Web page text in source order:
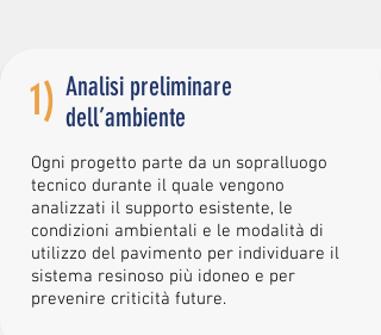
1) Analisi preliminare
dell’ambiente
Ogni progetto parte da un sopralluogo
tecnico durante il quale vengono
analizzati il supporto esistente, le
condizioni ambientali e le modalità di
utilizzo del pavimento per individuare il
sistema resinoso più idoneo e per
prevenire criticità future.